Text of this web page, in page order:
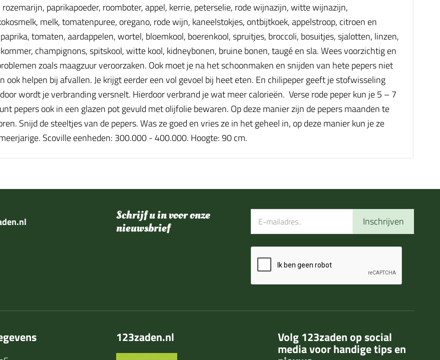
paprikapoeder, roomboter, appel, kerrie, peterselie, rode wijnazijn, witte wijnazijn,
melk, tomatenpuree, oregano, rode wijn, kaneelstokjes, ontbijtkoek, appelstroop, citroen en
tomaten, aardappelen, wortel, bloemkool, boerenkool, spruitjes, broccoli, bosuitjes, sjalotten, linzen,
champignons, spitskool, witte kool, kidneybonen, bruine bonen, taugé en sla. Wees voorzichtig en
zoals maagzuur veroorzaken. Ook moet je na het schoonmaken en snijden van hete pepers niet
helpen bij afvallen. Je krijgt eerder een vol gevoel bij heet eten. En chilipeper geeft je stofwisseling
wordt je verbranding versnelt. Hierdoor verbrand je wat meer calorieën. Verse rode peper kun je 5 – 7
pepers ook in een glazen pot gevuld met olijfolie bewaren. Op deze manier zijn de pepers maanden te
Snijd de steeltjes van de pepers. Was ze goed en vries ze in het geheel in, op deze manier kun je ze
Scoville eenheden: 300.000 - 400.000. Hoogte: 90 cm.
Schrijf u in voor onze
nieuwsbrief
Inschrijven
123zaden.nl Volg 123zaden op social
media voor handige tips en